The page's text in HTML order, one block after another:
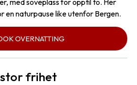
med soveplass for opptil to. Her
en naturpause like utenfor Bergen.
OVERNATTING
frihet